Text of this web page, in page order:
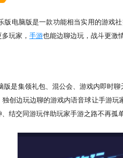
电脑版是一款功能相当实用的游戏社
玩家， 手游也能边聊边玩，战斗更激
集领礼包、混公会、游戏内即时聊
独创边玩边聊的游戏内语音球让手游
结交同游玩伴助玩家手游之路不再孤